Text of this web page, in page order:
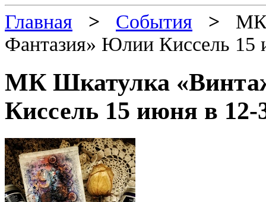
Главная > События > МК
Фантазия» Юлии Киссель 15
МК Шкатулка
Киссель 15 июня в 12-